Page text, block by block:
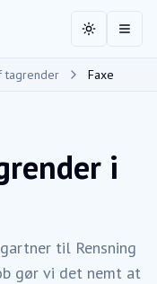
ToggleÅbn
tagrender Faxe
i
til Rensning
gør vi det nemt at